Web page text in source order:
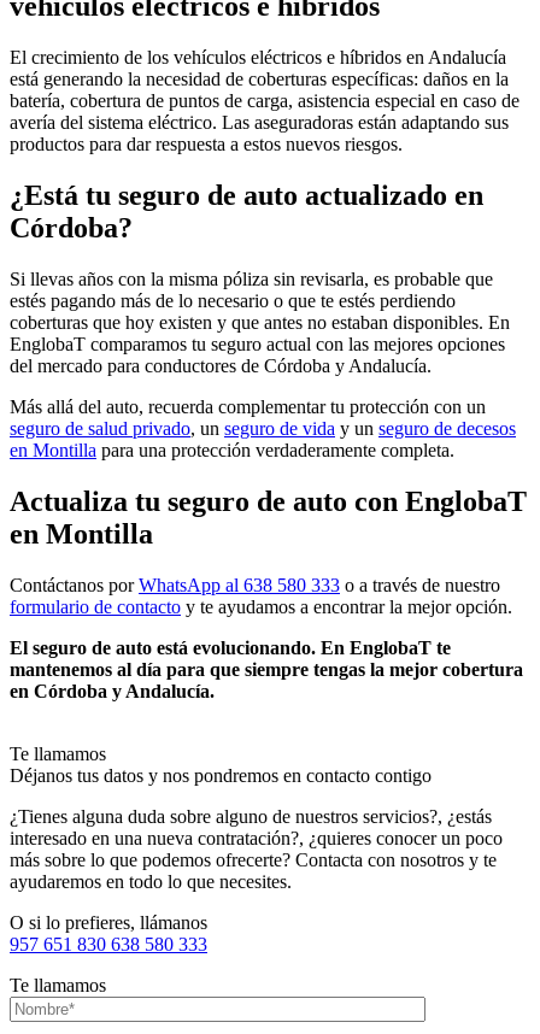
vehículos eléctricos e híbridos
El crecimiento de los vehículos eléctricos e híbridos en Andalucía
está generando la necesidad de coberturas específicas: daños en la
batería, cobertura de puntos de carga, asistencia especial en caso de
avería del sistema eléctrico. Las aseguradoras están adaptando sus
productos para dar respuesta a estos nuevos riesgos.
¿Está tu seguro de auto actualizado en
Córdoba?
Si llevas años con la misma póliza sin revisarla, es probable que
estés pagando más de lo necesario o que te estés perdiendo
coberturas que hoy existen y que antes no estaban disponibles. En
EnglobaT comparamos tu seguro actual con las mejores opciones
del mercado para conductores de Córdoba y Andalucía.
Más allá del auto, recuerda complementar tu protección con un
seguro de salud privado, un seguro de vida y un seguro de decesos
en Montilla para una protección verdaderamente completa.
Actualiza tu seguro de auto con EnglobaT
en Montilla
Contáctanos porWhatsApp al 638 580 333 o a través de nuestro
formulario de contacto y te ayudamos a encontrar la mejor opción.
El seguro de auto está evolucionando. En EnglobaT te
mantenemos al día para que siempre tengas la mejor cobertura
en Córdoba y Andalucía.
Te llamamos
Déjanos tus datos y nos pondremos en contacto contigo
¿Tienes alguna duda sobre alguno de nuestros servicios?, ¿estás
interesado en una nueva contratación?, ¿quieres conocer un poco
más sobre lo que podemos ofrecerte? Contacta con nosotros y te
ayudaremos en todo lo que necesites.
O si lo prefieres, llámanos
957 651 830 638 580 333
Te llamamos